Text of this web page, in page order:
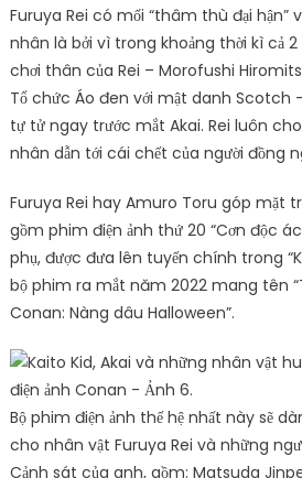
Furuya Rei có mối “thâm thù đại hận”
nhân là bởi vì trong khoảng thời kì cả
chơi thân của Rei – Morofushi
Tổ chức Áo đen với mật danh Scotch
tự tử ngay trước mắt Akai. Rei luôn
nhân dẫn tới cái chết của người đồng
Furuya Rei hay Amuro Toru góp mặt
gồm phim điện ảnh thứ 20 “Cơn độc
phụ, được đưa lên tuyến chính trong
bộ phim ra mắt năm 2022 mang tên
Conan: Nàng dâu Halloween”.
Bộ phim điện ảnh thế hệ nhất này sẽ
cho nhân vật Furuya Rei và những
Cảnh sát của anh, gồm: Matsuda